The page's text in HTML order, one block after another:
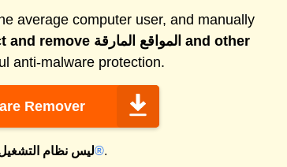
average computer user, and manually
and remove المواقع المارقة and other
anti-malware protection.
Remover
ليس نظامماك®.